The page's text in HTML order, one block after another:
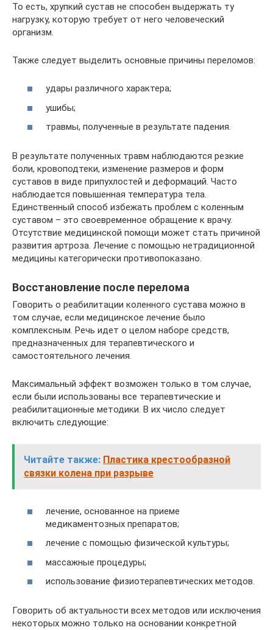
То есть, хрупкий сустав не способен выдержать ту
нагрузку, которую требует от него человеческий
организм.
Также следует выделить основные причины переломов:
удары различного характера;
ушибы;
травмы, полученные в результате падения.
В результате полученных травм наблюдаются резкие
боли, кровоподтеки, изменение размеров и форм
суставов в виде припухлостей и деформаций. Часто
наблюдается повышенная температура тела.
Единственный способ избежать проблем с коленным
суставом – это своевременное обращение к врачу.
Отсутствие медицинской помощи может стать причиной
развития артроза. Лечение с помощью нетрадиционной
медицины категорически противопоказано.
Восстановление после перелома
Говорить о реабилитации коленного сустава можно в
том случае, если медицинское лечение было
комплексным. Речь идет о целом наборе средств,
предназначенных для терапевтического и
самостоятельного лечения.
Максимальный эффект возможен только в том случае,
если были использованы все терапевтические и
реабилитационные методики. В их число следует
включить следующие:
Читайте также: Пластика крестообразной
связки колена при разрыве
лечение, основанное на приеме
медикаментозных препаратов;
лечение с помощью физической культуры;
массажные процедуры;
использование физиотерапевтических методов.
Говорить об актуальности всех методов или исключения
некоторых можно только на основании конкретной